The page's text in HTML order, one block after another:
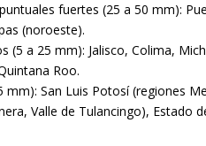
fuertes (25 a 50 mm):
(noroeste).
(5 a 25 mm): Jalisco, Colima,
Roo.
mm): San Luis Potosí (regiones
Valle de Tulancingo), Estado